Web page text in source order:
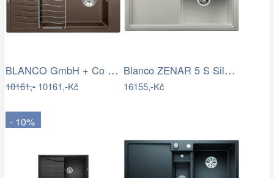
BLANCO GmbH + Co KG Granitový dřez…
10161,-10161,-Kč
Blanco ZENAR 5 S Silgranit perlově šedá…
16155,-Kč
- 10%